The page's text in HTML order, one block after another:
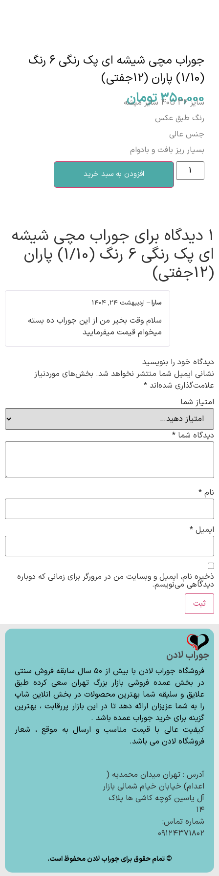
جوراب مچی شیشه ای پک رنگی ۶ رنگ
(1/10) پاران (12جفتی)
350,000تومان
سایز 36 تا40 سایز میشه
رنگ طبق عکس
جنس عالی
بسیار ریز بافت و بادوام
افزودن به سبد خرید
1 دیدگاه برای جوراب مچی شیشه
ای پک رنگی ۶ رنگ (1/10) پاران
(12جفتی)
سارا– اردیبهشت 24, 1404
سلام وقت بخیر من از این جوراب ده بسته
میخوام قیمت میفرمایید
دیدگاه خود را بنویسید
نشانی ایمیل شما منتشر نخواهد شد. بخش‌های موردنیاز
علامت‌گذاری شده‌اند *
امتیاز شما
دیدگاه شما *
نام *
ایمیل *
ذخیره نام، ایمیل و وبسایت من در مرورگر برای زمانی که دوباره
دیدگاهی می‌نویسم.
جوراب لادن
فروشگاه جوراب لادن با بیش از ۵۰ سال سابقه فروش سنتی
در بخش عمده فروشی بازار بزرگ تهران سعی کرده طبق
علایق و سلیقه شما بهترین محصولات در بخش انلاین شاپ
را به شما عزیزان ارائه دهد تا در این بازار پررقابت ، بهترین
گزینه برای خرید جوراب عمده باشد .
کیفیت عالی با قیمت مناسب و ارسال به موقع ، شعار
فروشگاه لادن می باشد.
آدرس : تهران میدان محمدیه (
اعدام) خیابان خیام شمالی بازار
آل یاسین کوچه کاشی ها پلاک
۱۴
شماره تماس:
۰۹۱۲۴۳۷۱۸۰۲
© تمام حقوق برای جوراب لادن محفوظ است.